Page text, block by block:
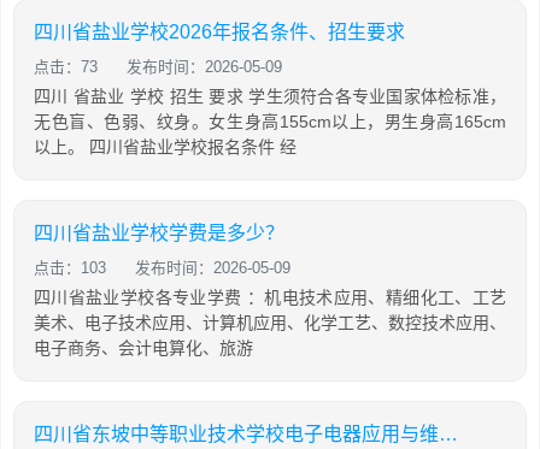
四川省盐业学校2026年报名条件、招生要求
点击：73 发布时间：2026-05-09
四川 省盐业 学校 招生 要求 学生须符合各专业国家体检标准，
无色盲、色弱、纹身。女生身高155cm以上，男生身高165cm
以上。 四川省盐业学校报名条件 经
四川省盐业学校学费是多少？
点击：103 发布时间：2026-05-09
四川省盐业学校各专业学费 ：机电技术应用、精细化工、工艺
美术、电子技术应用、计算机应用、化学工艺、数控技术应用、
电子商务、会计电算化、旅游
四川省东坡中等职业技术学校电子电器应用与维修专业简介